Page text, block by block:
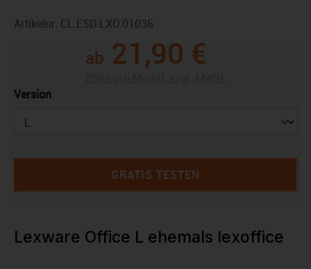
Artikelnr. CL.ESD.LXO.01036
ab 21,90 €
Versionauswählen
GRATIS TESTEN
Lexware Office L ehemals lexoffice